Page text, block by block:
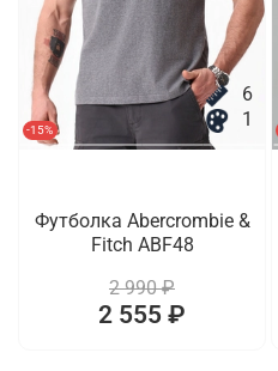
-15%
6
1
Футболка Abercrombie &
Fitch ABF48
2 990 ₽
2 555 ₽